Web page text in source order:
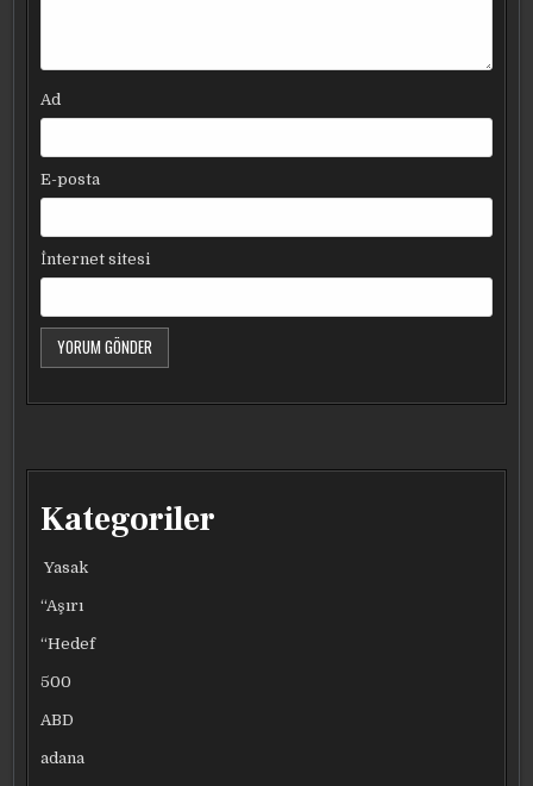
Ad
E-posta
İnternet sitesi
Kategoriler
Yasak
“Aşırı
“Hedef
500
ABD
adana